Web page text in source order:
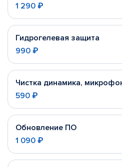
1 290 ₽
Гидрогелевая защита
990 ₽
Чистка динамика,
590 ₽
Обновление ПО
1 090 ₽